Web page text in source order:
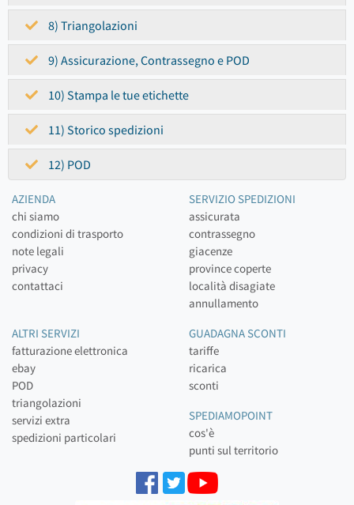
8) Triangolazioni
9) Assicurazione, Contrassegno e POD
10) Stampa le tue etichette
11) Storico spedizioni
12) POD
AZIENDA
chi siamo
condizioni di trasporto
note legali
privacy
contattaci
SERVIZIO SPEDIZIONI
assicurata
contrassegno
giacenze
province coperte
località disagiate
annullamento
ALTRI SERVIZI
fatturazione elettronica
ebay
POD
triangolazioni
servizi extra
spedizioni particolari
GUADAGNA SCONTI
tariffe
ricarica
sconti
SPEDIAMOPOINT
cos'è
punti sul territorio